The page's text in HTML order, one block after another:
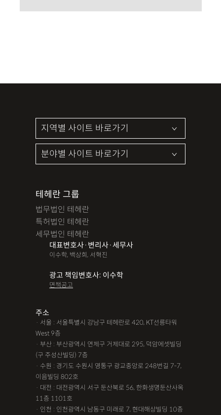
테헤란 그룹
법무법인 테헤란
특허법인 테헤란
세무법인 테헤란
대표변호사·변리사·세무사
이수학, 백상희, 서혁진
광고 책임변호사: 이수학
면책공고
주소
· 서울 : 서울특별시 강남구 테헤란로 420, KT선릉타워
West 9층
· 부산 : 부산광역시 연제구 거제대로 295, 덕암에셋빌딩
(구 주성산빌딩) 7층
· 수원 : 경기도 수원시 영통구 광교중앙로 248번길 7-7,
이음빌딩 802호
· 대전 : 대전광역시 서구 둔산북로 56, 한화생명둔산사옥
11층 1101호
· 인천 : 인천광역시 남동구 미래로 7, 현대해상빌딩 10층